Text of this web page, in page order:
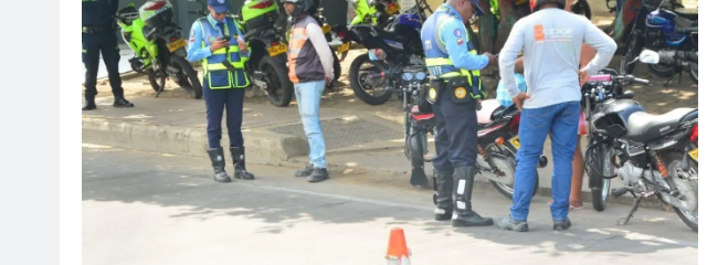
SOCIALES
¡Feliz cumpleaños para doña
Marta Luz López!
agosto 6, 2026